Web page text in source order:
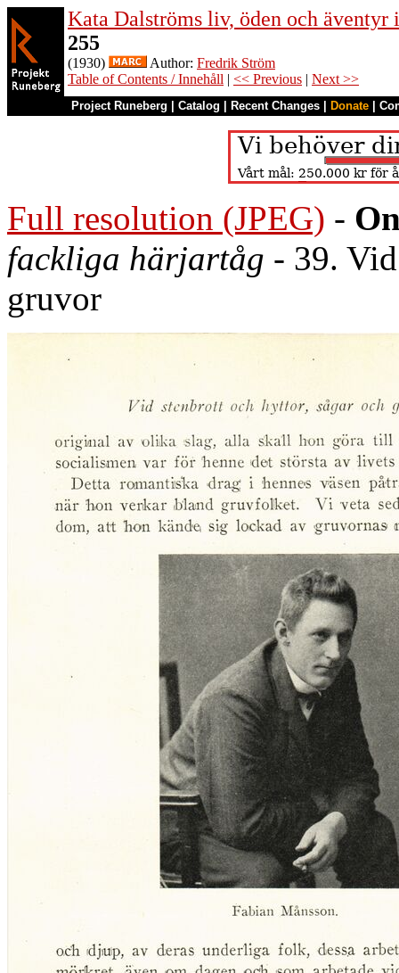
Kata Dalströms liv, öden och
255
(1930) Author: Fredrik Ström
Table of Contents / Innehåll | << Previous | Next >>
Project Runeberg Catalog Recent Changes Donate
Full resolution (JPEG) -
fackliga härjartåg - 39.
gruvor